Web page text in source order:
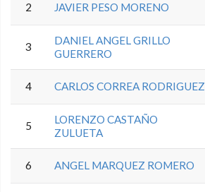
2 JAVIER PESO MORENO
3
DANIEL ANGEL GRILLO
GUERRERO
4 CARLOS CORREA RODRIGUEZ
5
LORENZO CASTAÑO
ZULUETA
6 ANGEL MARQUEZ ROMERO